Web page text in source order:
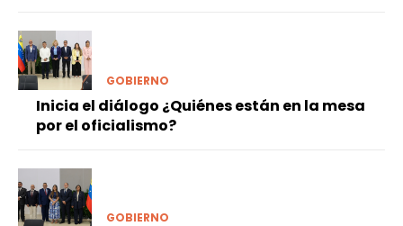
GOBIERNO
Inicia el diálogo ¿Quiénes están en la mesa
por el oficialismo?
GOBIERNO